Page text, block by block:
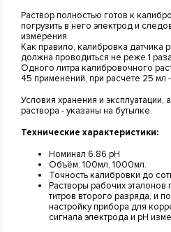
Раствор полностью готов к
погрузить в него электрод и
измерения.
Как правило, калибровка датчика
должна проводиться не реже 1
Одного литра калибровочного
45 применений, при расчете 25 мл
Условия хранения и эксплуатации,
раствора - указаны на бутылке.
Технические характеристики:
Номинал 6.86 pH
Объём: 100мл, 1000мл.
Точность калибровки до
Растворы рабочих эталонов
титров второго разряда, и
настройку прибора для
сигнала электрода и pH